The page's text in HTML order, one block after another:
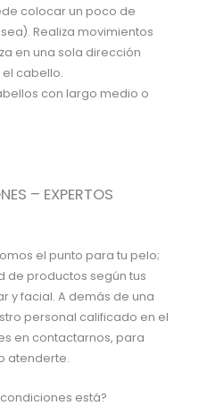
colocar un poco de
Realiza movimientos
en una sola dirección
cabello.
con largo medio o
– EXPERTOS
el punto para tu pelo;
de productos según tus
y facial. A demás de una
personal calificado en el
en contactarnos, para
atenderte.
está?